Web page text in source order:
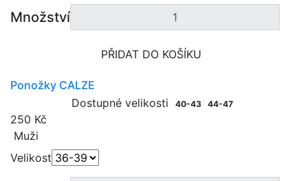
Množství
PŘIDAT DO KOŠÍKU
Ponožky CALZE
Dostupné velikosti
40-43 44-47
250 Kč
Muži
Velikost